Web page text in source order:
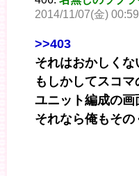
2014/11/07(金)
>>403
それはおかしくな
もしかしてスコマ
ユニット編成の画
それなら俺もその